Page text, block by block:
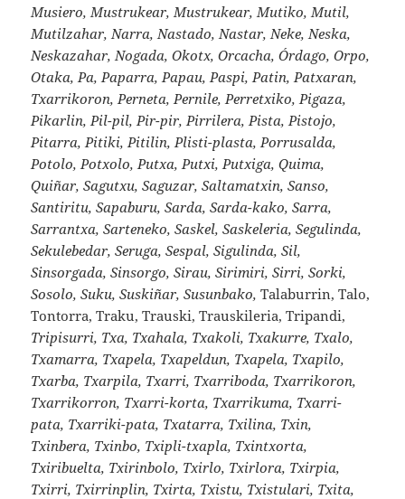
Musiero, Mustrukear, Mustrukear, Mutiko, Mutil,
Mutilzahar, Narra, Nastado, Nastar, Neke, Neska,
Neskazahar, Nogada, Okotx, Orcacha, Órdago, Orpo,
Otaka, Pa, Paparra, Papau, Paspi, Patin, Patxaran,
Txarrikoron, Perneta, Pernile, Perretxiko, Pigaza,
Pikarlin, Pil-pil, Pir-pir, Pirrilera, Pista, Pistojo,
Pitarra, Pitiki, Pitilin, Plisti-plasta, Porrusalda,
Potolo, Potxolo, Putxa, Putxi, Putxiga, Quima,
Quiñar, Sagutxu, Saguzar, Saltamatxin, Sanso,
Santiritu, Sapaburu, Sarda, Sarda-kako, Sarra,
Sarrantxa, Sarteneko, Saskel, Saskeleria, Segulinda,
Sekulebedar, Seruga, Sespal, Sigulinda, Sil,
Sinsorgada, Sinsorgo, Sirau, Sirimiri, Sirri, Sorki,
Sosolo, Suku, Suskiñar, Susunbako, Talaburrin, Talo,
Tontorra, Traku, Trauski, Trauskileria, Tripandi,
Tripisurri, Txa, Txahala, Txakoli, Txakurre, Txalo,
Txamarra, Txapela, Txapeldun, Txapela, Txapilo,
Txarba, Txarpila, Txarri, Txarriboda, Txarrikoron,
Txarrikorron, Txarri-korta, Txarrikuma, Txarri-
pata, Txarriki-pata, Txatarra, Txilina, Txin,
Txinbera, Txinbo, Txipli-txapla, Txintxorta,
Txiribuelta, Txirinbolo, Txirlo, Txirlora, Txirpia,
Txirri, Txirrinplin, Txirta, Txistu, Txistulari, Txita,